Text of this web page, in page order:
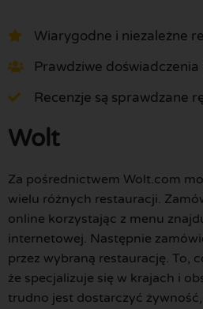
Wiarygodne i niezależne
Prawdziwe
Recenzje są sprawdzane
Wolt
Za pośrednictwem Wolt.com
wielu różnych restauracji.
online korzystając z menu
internetowej. Następnie
przez wybraną restaurację. To,
że specjalizuje się w krajach i
trudno jest dostarczyć